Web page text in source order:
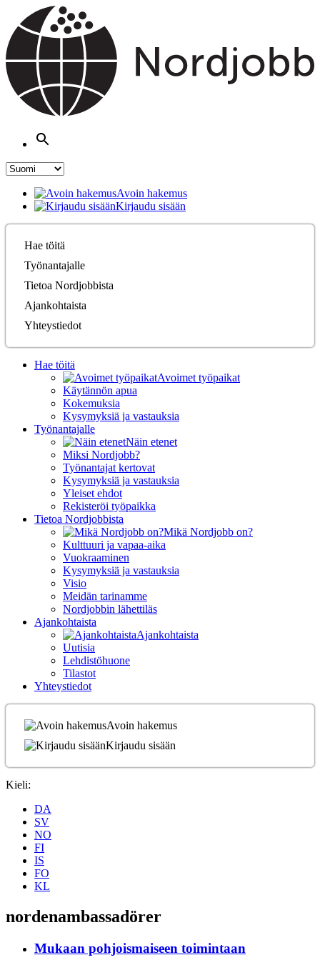
Avoin hakemus
Kirjaudu sisään
Hae töitä
Työnantajalle
Tietoa Nordjobbista
Ajankohtaista
Yhteystiedot
Hae töitä
Avoimet työpaikat
Käytännön apua
Kokemuksia
Kysymyksiä ja vastauksia
Työnantajalle
Näin etenet
Miksi Nordjobb?
Työnantajat kertovat
Kysymyksiä ja vastauksia
Yleiset ehdot
Rekisteröi työpaikka
Tietoa Nordjobbista
Mikä Nordjobb on?
Kulttuuri ja vapaa-aika
Vuokraaminen
Kysymyksiä ja vastauksia
Visio
Meidän tarinamme
Nordjobbin lähettiläs
Ajankohtaista
Ajankohtaista
Uutisia
Lehdistöhuone
Tilastot
Yhteystiedot
Avoin hakemus
Kirjaudu sisään
Kieli:
DA
SV
NO
FI
IS
FO
KL
nordenambassadörer
Mukaan pohjoismaiseen toimintaan